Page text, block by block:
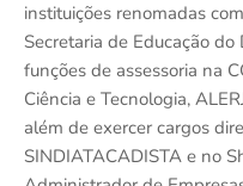
instituições renomadas
Secretaria de Educação
funções de assessoria na
Ciência e Tecnologia,
além de exercer cargos
SINDIATACADISTA e no